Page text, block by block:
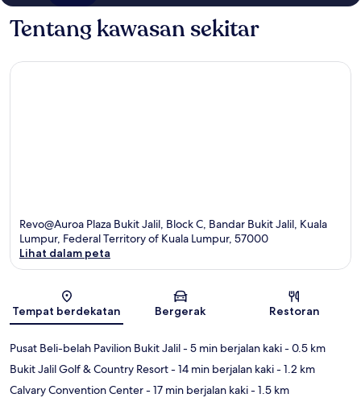
Tentang kawasan sekitar
Revo@Auroa Plaza Bukit Jalil, Block C, Bandar Bukit Jalil, Kuala
Lumpur, Federal Territory of Kuala Lumpur, 57000
Lihat dalam peta
Tempat berdekatan Bergerak Restoran
Pusat Beli-belah Pavilion Bukit Jalil- 5 min berjalan kaki- 0.5 km
Bukit Jalil Golf & Country Resort- 14 min berjalan kaki- 1.2 km
Calvary Convention Center- 17 min berjalan kaki- 1.5 km